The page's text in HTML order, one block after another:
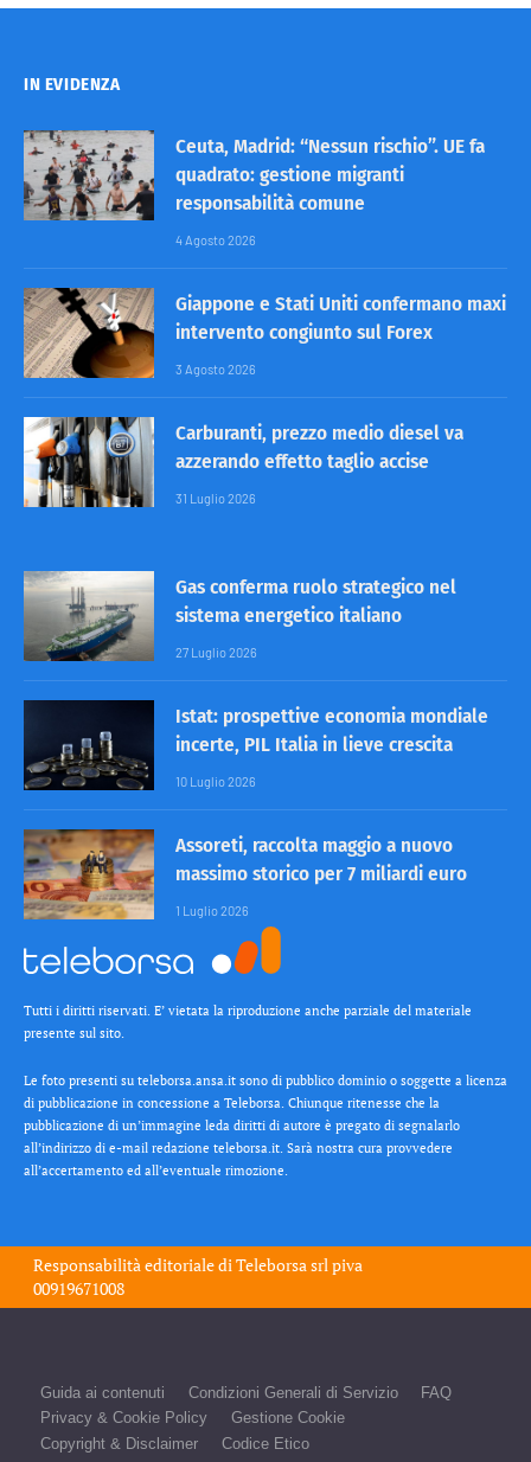
IN EVIDENZA
Ceuta, Madrid: “Nessun rischio”. UE fa
quadrato: gestione migranti
responsabilità comune
4 Agosto 2026
Giappone e Stati Uniti confermano maxi
intervento congiunto sul Forex
3 Agosto 2026
Carburanti, prezzo medio diesel va
azzerando effetto taglio accise
31 Luglio 2026
Gas conferma ruolo strategico nel
sistema energetico italiano
27 Luglio 2026
Istat: prospettive economia mondiale
incerte, PIL Italia in lieve crescita
10 Luglio 2026
Assoreti, raccolta maggio a nuovo
massimo storico per 7 miliardi euro
1 Luglio 2026
Tutti i diritti riservati. E’ vietata la riproduzione anche parziale del materiale
presente sul sito.
Le foto presenti su teleborsa.ansa.it sono di pubblico dominio o soggette a licenza
di pubblicazione in concessione a Teleborsa. Chiunque ritenesse che la
pubblicazione di un’immagine leda diritti di autore è pregato di segnalarlo
all’indirizzo di e-mail redazione teleborsa.it. Sarà nostra cura provvedere
all’accertamento ed all’eventuale rimozione.
Responsabilità editoriale diTeleborsa srl piva
00919671008
Guida ai contenuti Condizioni Generali di Servizio
FAQ
Privacy & Cookie Policy
Gestione Cookie
Copyright & Disclaimer
Codice Etico